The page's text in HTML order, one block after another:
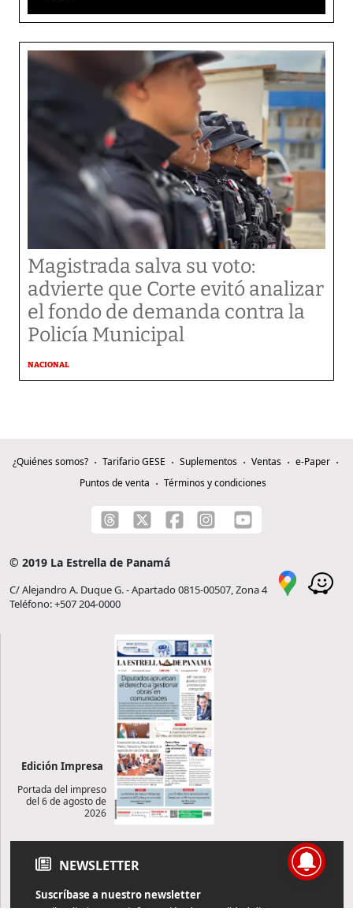
Magistrada salva su voto:
advierte que Corte evitó analizar
el fondo de demanda contra la
Policía Municipal
NACIONAL
¿Quiénes somos? Tarifario GESE Suplementos Ventas
e-Paper
Puntos de venta
Términos y condiciones
© 2019 La Estrella de Panamá
C/ Alejandro A. Duque G. - Apartado 0815-00507, Zona 4
Teléfono: +507 204-0000
Edición Impresa
Portada del impreso
del 6 de agosto de
2026
NEWSLETTER
Suscríbase a nuestro newsletter
Reciba diariamente información de actualidad directamente en